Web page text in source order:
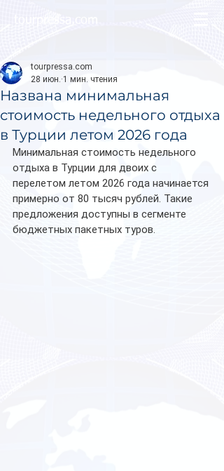
Названа минимальная
стоимость недельного отдыха
в Турции летом 2026 года
tourpressa.com
28 июн. 1 мин. чтения
Минимальная стоимость недельного
отдыха в Турции для двоих с
перелетом летом 2026 года начинается
примерно от 80 тысяч рублей. Такие
предложения доступны в сегменте
бюджетных пакетных туров.